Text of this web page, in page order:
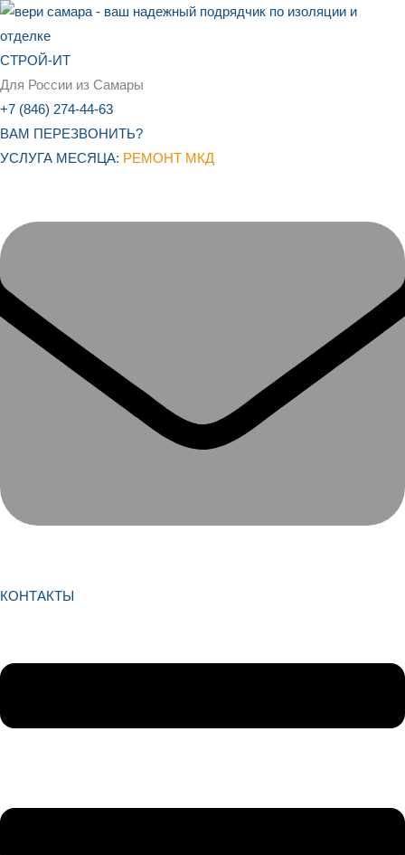
Перейти
к
содержимому
СТРОЙ-ИТ
Для России из Самары
+7 (846) 274-44-63
ВАМ ПЕРЕЗВОНИТЬ?
УСЛУГА МЕСЯЦА: РЕМОНТ МКД
КОНТАКТЫ